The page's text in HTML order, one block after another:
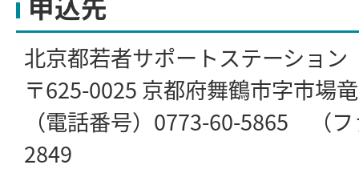
北京都若者サポートステーション
〒625-0025 京都府舞鶴市字市場
（電話番号）0773-60-5865 （
2849